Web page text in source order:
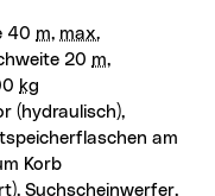
40 m, max.
20 m,
kg
(hydraulisch),
am
Korb
Suchscheinwerfer,